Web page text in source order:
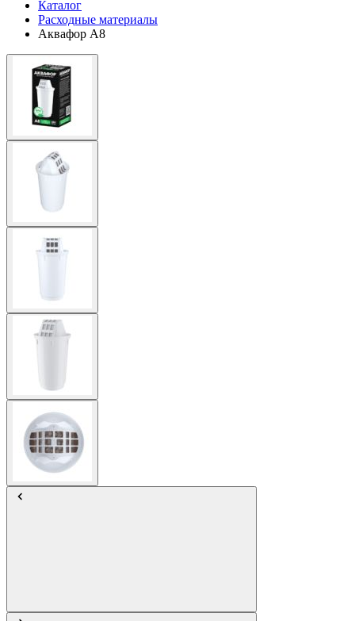
Каталог
Расходные материалы
Аквафор А8